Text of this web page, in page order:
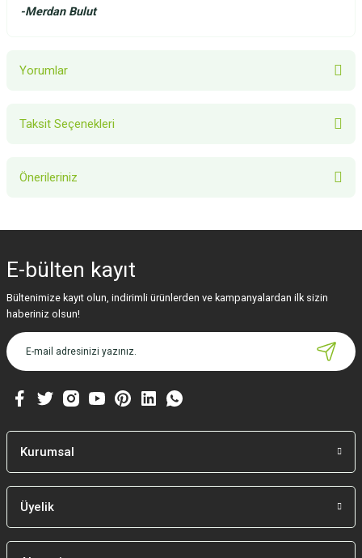
-Merdan Bulut
Yorumlar
Taksit Seçenekleri
Önerileriniz
Görüş ve önerileriniz için teşekkür ederiz.
Ürün resmi kalitesiz, bozuk veya görüntülenemiyor.
Ürün açıklamasında eksik bilgiler bulunuyor.
Ürün bilgilerinde hatalar bulunuyor.
Bu ürüne benzer farklı alternatifler olmalı.
E-bülten kayıt
Bültenimize kayıt olun, indirimli ürünlerden ve kampanyalardan ilk sizin
haberiniz olsun!
Kurumsal
Üyelik